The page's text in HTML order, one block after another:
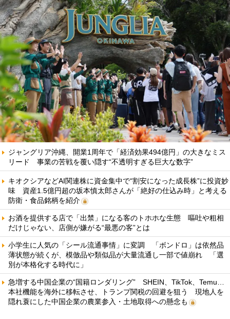
ジャングリア沖縄、開業1周年で「経済効果494億円」の大きなミス
リード 事業の苦戦を覆い隠す“不透明すぎる巨大な数字”
キオクシアなどAI関連株に資金集中で“割安になった成長株”に投資妙
味 資産1.5億円超の坂本慎太郎さんが「絶好の仕込み時」と考える
防衛・食品銘柄を紹介
お酒を提供する店で「出禁」になる客のトホホな生態 嘔吐や粗相
だけじゃない、店側が嫌がる“最悪の客”とは
小学生に人気の「シール流通事情」に変調 「ボンドロ」は依然品
薄状態が続くが、模倣品や類似品が大量流通し一部で値崩れ 「選
別が本格化する時代に」
急増する中国企業の“国籍ロンダリング” SHEIN、TikTok、Temu…
本社機能を海外に移転させ、トランプ関税の回避を狙う 現地人を
隠れ蓑にした中国企業の農業参入・土地取得への懸念も